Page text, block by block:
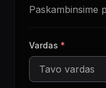
Paskambinsime
Vardas *